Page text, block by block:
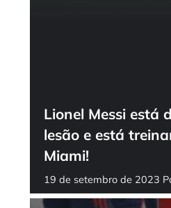
Lionel Messi está
lesão e está
Miami!
19 de setembro de 2023